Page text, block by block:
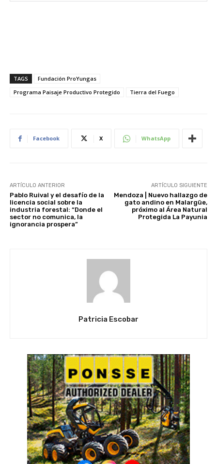
TAGS
Fundación ProYungas
Programa Paisaje Productivo Protegido
Tierra del Fuego
Facebook X WhatsApp
ARTÍCULO ANTERIOR
Pablo Ruival y el desafío de la
licencia social sobre la
industria forestal: “Donde el
sector no comunica, la
ignorancia prospera”
ARTÍCULO SIGUIENTE
Mendoza | Nuevo hallazgo de
gato andino en Malargüe,
próximo al Área Natural
Protegida La Payunia
Patricia Escobar